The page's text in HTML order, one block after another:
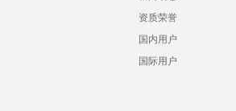
资质荣誉
国内用户
国际用户